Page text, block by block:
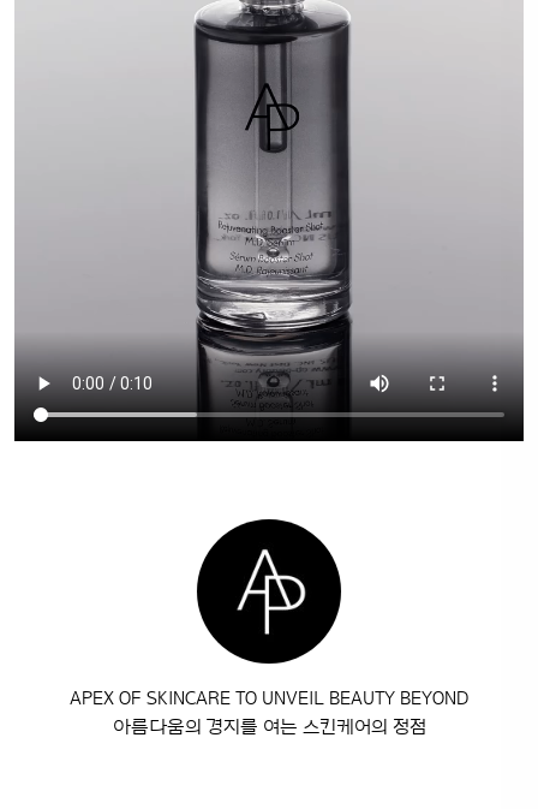
APEX OF SKINCARE TO UNVEIL BEAUTY BEYOND
아름다움의 경지를 여는 스킨케어의 정점